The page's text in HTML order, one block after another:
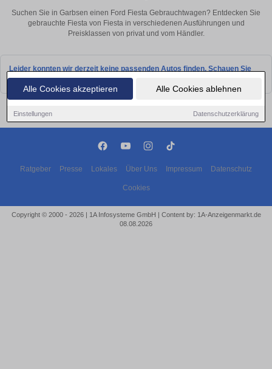
Alle Cookies akzeptieren Alle Cookies ablehnen
Einstellungen Datenschutzerklärung
Suchen Sie in Garbsen einen Ford Fiesta Gebrauchtwagen? Entdecken Sie
gebrauchte Fiesta von Fiesta in verschiedenen Ausführungen und
Preisklassen von privat und vom Händler.
Leider konnten wir derzeit keine passenden Autos finden. Schauen Sie
bald wieder vorbei!
Ratgeber Presse Lokales Über Uns Impressum Datenschutz
Cookies
Copyright © 2000 - 2026 | 1A Infosysteme GmbH | Content by: 1A-Anzeigenmarkt.de
08.08.2026